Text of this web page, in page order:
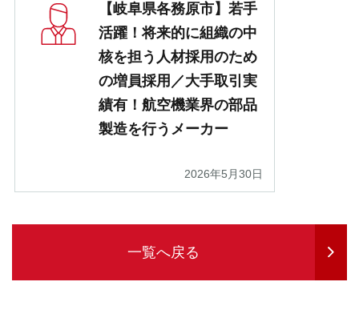
【岐阜県各務原市】若手
活躍！将来的に組織の中
核を担う人材採用のため
の増員採用／大手取引実
績有！航空機業界の部品
製造を行うメーカー
2026年5月30日
一覧へ戻る